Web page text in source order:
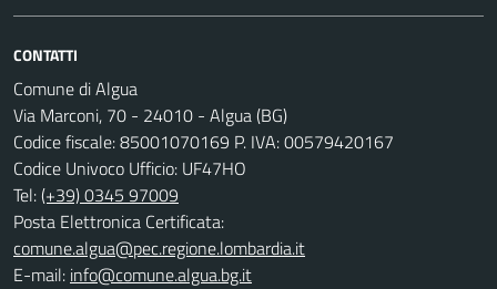
CONTATTI
Comune di Algua
Via Marconi, 70 - 24010 - Algua (BG)
Codice fiscale: 85001070169 P. IVA: 00579420167
Codice Univoco Ufficio: UF47HO
Tel:(+39) 0345 97009
Posta Elettronica Certificata:
comune.algua@pec.regione.lombardia.it
E-mail: info@comune.algua.bg.it